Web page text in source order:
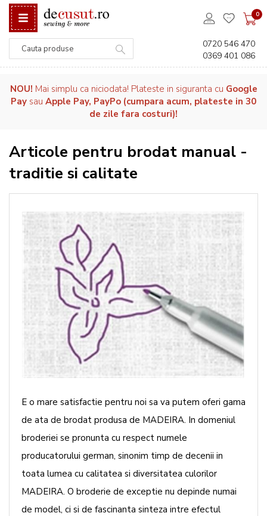
0
0720 546 470
0369 401 086
NOU! Mai simplu ca niciodata! Plateste in siguranta cu Google
Pay sau Apple Pay, PayPo (cumpara acum, plateste in 30
de zile fara costuri)!
Articole pentru brodat manual -
traditie si calitate
E o mare satisfactie pentru noi sa va putem oferi gama
de ata de brodat produsa de MADEIRA. In domeniul
broderiei se pronunta cu respect numele
producatorului german, sinonim timp de decenii in
toata lumea cu calitatea si diversitatea culorilor
MADEIRA. O broderie de exceptie nu depinde numai
de model, ci si de fascinanta sinteza intre efectul